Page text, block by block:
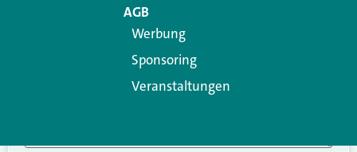
AGB
Werbung
Sponsoring
Veranstaltungen